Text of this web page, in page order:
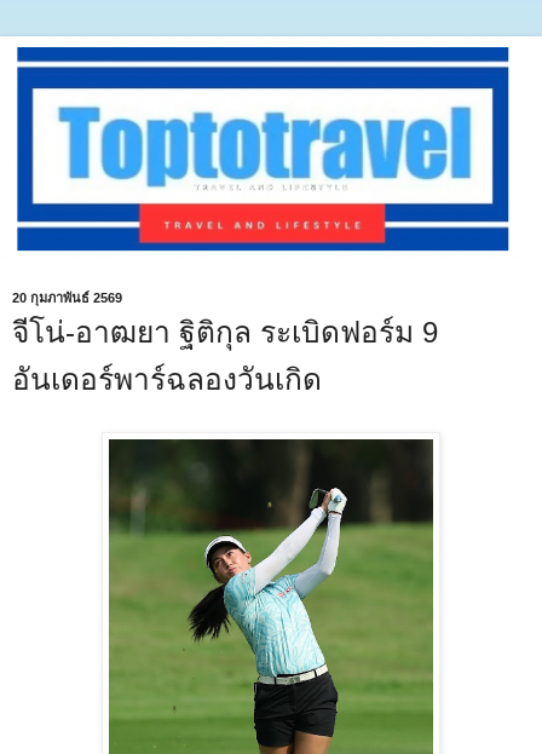
20 กุมภาพันธ์ 2569
จีโน่-อาฒยา ฐิติกุล ระเบิดฟอร์ม 9
อันเดอร์พาร์ฉลองวันเกิด